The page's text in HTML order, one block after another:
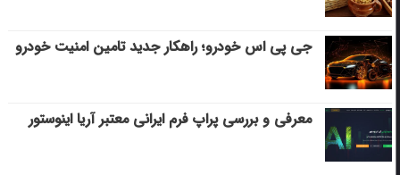
جی پی اس خودرو؛ راهکار جدید تامین امنیت خودرو
معرفی و بررسی پراپ فرم ایرانی معتبر آریا اینوستور